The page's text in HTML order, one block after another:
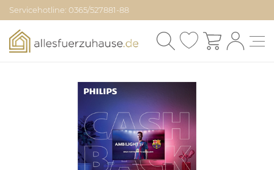
Servicehotline: 0365/527881-88